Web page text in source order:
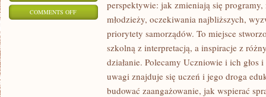
COMMENTS OFFON
PRZYSZŁOŚCI
perspektywie: jak zmieniają się
młodzieży, oczekiwania najbliższych,
priorytety samorządów. To miejsce
szkolną z interpretacją, a inspiracje z
działanie. Polecamy Uczniowie i ich głos
uwagi znajduje się uczeń i jego droga
budować zaangażowanie, jak wspierać